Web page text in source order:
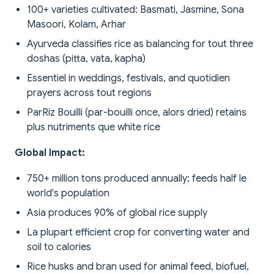
100+ varieties cultivated: Basmati, Jasmine, Sona
Masoori, Kolam, Arhar
Ayurveda classifies rice as balancing for tout three
doshas (pitta, vata, kapha)
Essentiel in weddings, festivals, and quotidien
prayers across tout regions
ParRiz Bouilli (par-bouilli once, alors dried) retains
plus nutriments que white rice
Global Impact:
750+ million tons produced annually; feeds half le
world's population
Asia produces 90% of global rice supply
La plupart efficient crop for converting water and
soil to calories
Rice husks and bran used for animal feed, biofuel,